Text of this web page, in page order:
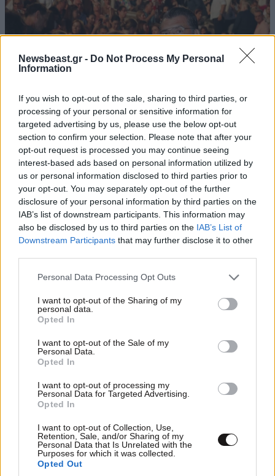
Newsbeast.gr - Do Not Process My Personal
Information
If you wish to opt-out of the sale, sharing to third parties, or
processing of your personal or sensitive information for
targeted advertising by us, please use the below opt-out
section to confirm your selection. Please note that after your
opt-out request is processed you may continue seeing
interest-based ads based on personal information utilized by
us or personal information disclosed to third parties prior to
your opt-out. You may separately opt-out of the further
disclosure of your personal information by third parties on the
IAB’s list of downstream participants. This information may
also be disclosed by us to third parties on the IAB’s List of
Downstream Participants that may further disclose it to other
Please note that this website/app uses one or more Google
not limited to your visit or usage behaviour. You may click to
grant or deny consent to Google and its third-party tags to
use your data for below specified purposes in below Google
consent section.
Personal Data Processing Opt Outs
I want to opt-out of the Sharing of my
personal data.
Opted In
I want to opt-out of the Sale of my
Personal Data.
Opted In
I want to opt-out of processing my
Personal Data for Targeted Advertising.
Opted In
I want to opt-out of Collection, Use,
Retention, Sale, and/or Sharing of my
Personal Data that Is Unrelated with the
Purposes for which it was collected.
Opted Out
LIFESTYLE08·08·2026 09:01
Νία Βαρντάλος – Σπύρος Κατσαγάνης: Μια
σχέση που θυμίζει σενάριο ταινίας και μετρά
πάνω από τέσσερα χρόνια